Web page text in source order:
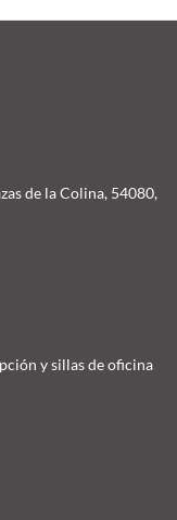
de la Colina, 54080,
y sillas de oficina